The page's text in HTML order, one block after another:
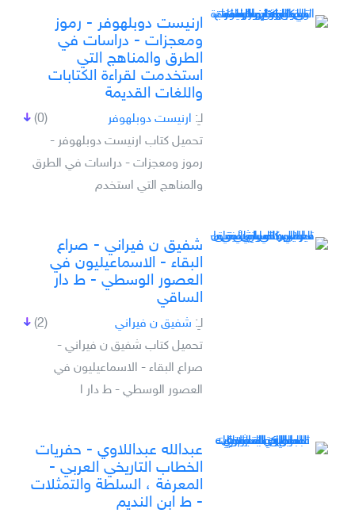
ارنيست دوبلهوفر - رموز
ومعجزات - دراسات في
الطرق والمناهج التي
استخدمت لقراءة الكتابات
واللغات القديمة
(0) لـِ: ارنيست دوبلهوفر
تحميل كتاب ارنيست دوبلهوفر -
رموز ومعجزات - دراسات في الطرق
والمناهج التي استخدم
شفيق ن فيراني - صراع
البقاء - الاسماعيليون في
العصور الوسطي - ط دار
الساقي
(2) لـِ: شفيق ن فيراني
تحميل كتاب شفيق ن فيراني -
صراع البقاء - الاسماعيليون في
العصور الوسطي - ط دار ا
عبدالله عبداللاوي - حفريات
الخطاب التاريخي العربي -
المعرفة ، السلطة والتمثلات
- ط ابن النديم